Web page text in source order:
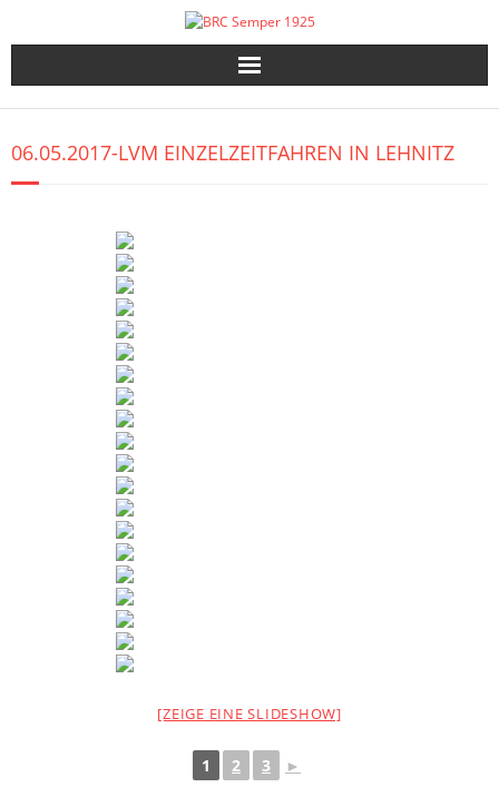
06.05.2017-LVM EINZELZEITFAHREN IN LEHNITZ
[ZEIGE EINE SLIDESHOW]
1 2 3 ►